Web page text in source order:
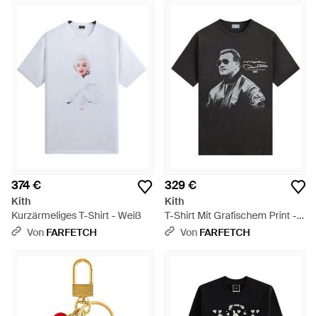
374 €
Kith
Kurzärmeliges T-Shirt - Weiß
Von FARFETCH
329 €
Kith
T-Shirt Mit Grafischem Print -
Schwarz
Von FARFETCH